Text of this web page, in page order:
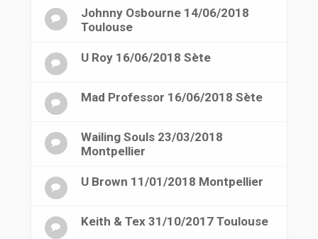
Johnny Osbourne 14/06/2018
Toulouse
U Roy 16/06/2018 Sète
Mad Professor 16/06/2018 Sète
Wailing Souls 23/03/2018
Montpellier
U Brown 11/01/2018 Montpellier
Keith & Tex 31/10/2017 Toulouse